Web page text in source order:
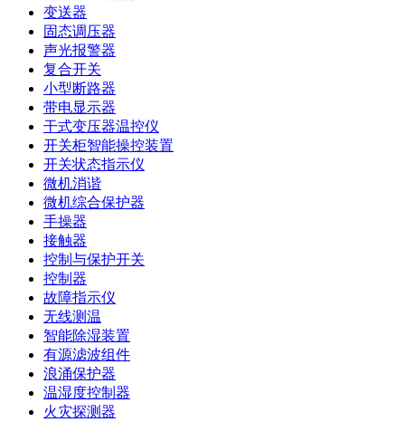
变送器
固态调压器
声光报警器
复合开关
小型断路器
带电显示器
干式变压器温控仪
开关柜智能操控装置
开关状态指示仪
微机消谐
微机综合保护器
手操器
接触器
控制与保护开关
控制器
故障指示仪
无线测温
智能除湿装置
有源滤波组件
浪涌保护器
温湿度控制器
火灾探测器